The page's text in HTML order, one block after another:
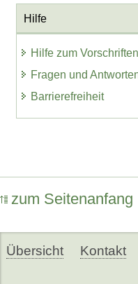
Hilfe
Hilfe zum
Fragen und
Barrierefreiheit
zum Seitenanfang
Übersicht Kontakt